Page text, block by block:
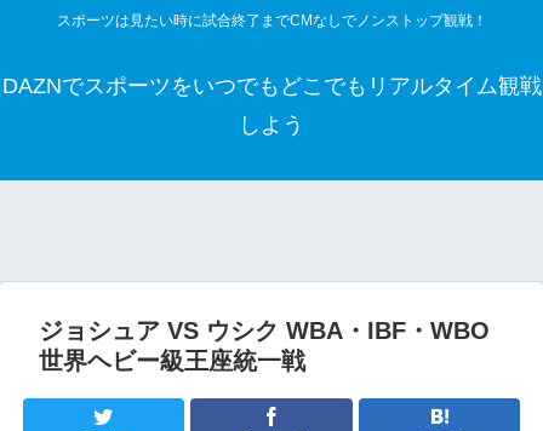
スポーツは見たい時に試合終了までCMなしでノンストップ観戦！
DAZNでスポーツをいつでもどこでもリアルタイム観戦
しよう
ジョシュア VS ウシク WBA・IBF・WBO
世界ヘビー級王座統一戦